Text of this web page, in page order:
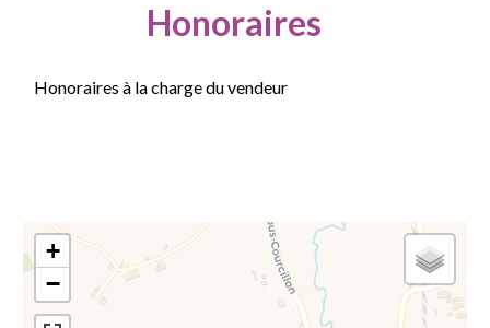
Honoraires
Honoraires à la charge du vendeur
+
−